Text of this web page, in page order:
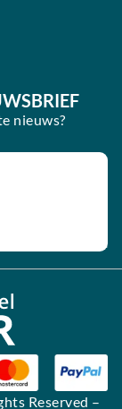
nieuws?
Reserved –